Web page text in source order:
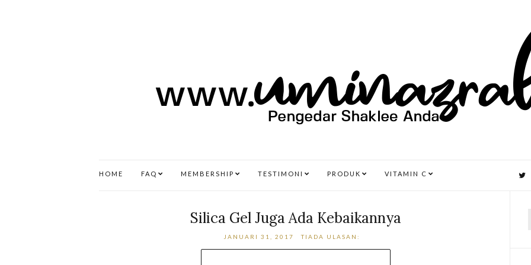
HOME FAQ MEMBERSHIP TESTIMONI PRODUK VITAMIN C
Silica Gel Juga Ada Kebaikannya
JANUARI 31, 2017 TIADA ULASAN: